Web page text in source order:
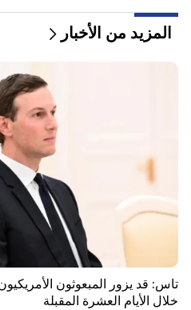
وموسكو خلال الأيام العشرة
من أنت لتنادي الكاثوليكوس
سوف يتدفق المال مثل النهر.
هذه غنية في أواخر أغسطس
حريق كبير في أحد المباني
إجلاء السكان
19:34 مهم
المزيد من الأخبار
تاس: قد يزور المبعوثون
خلال الأيام العشرة المقبلة